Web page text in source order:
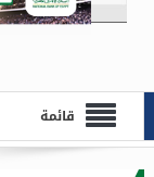
قائمة